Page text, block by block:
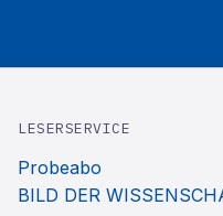
LESERSERVICE
Probeabo
BILD DER